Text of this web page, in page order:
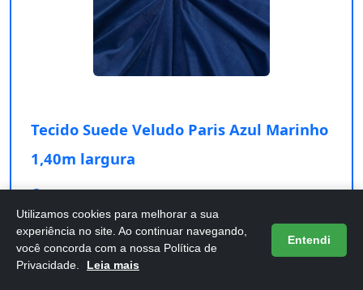
Tecido Suede Veludo Paris Azul Marinho
1,40m largura
Confira os detalhes completos e o preço atual
diretamente na Amazon.
Comprar na Amazon
Utilizamos cookies para melhorar a sua
experiência no site. Ao continuar navegando,
você concorda com a nossa Política de
Privacidade.
Leia mais
Entendi